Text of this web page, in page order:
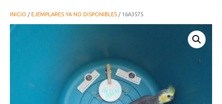
INICIO /EJEMPLARES YA NO DISPONIBLES / 16A3575